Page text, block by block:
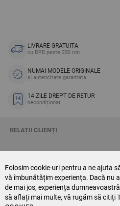
Folosim cookie-uri pentru a ne ajuta
vă îmbunătățim experiența. Dacă nu
de mai jos, experiența
să aflați mai multe, vă rugăm să citiți
LIVRARE GRATUITA
cu DPD peste 250 ron
NUMAI MODELE ORIGINALE
și autencitate garantata
14 ZILE DREPT DE RETUR
necondiționat
RELAȚII CLIENȚI
CONTACT US